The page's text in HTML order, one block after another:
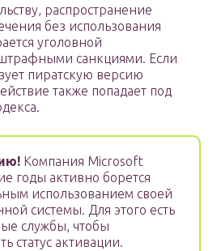
распространение
без использования
уголовной
санкциями. Если
пиратскую версию
также попадает под
Компания Microsoft
годы активно борется
использованием своей
системы. Для этого есть
службы, чтобы
статус активации.